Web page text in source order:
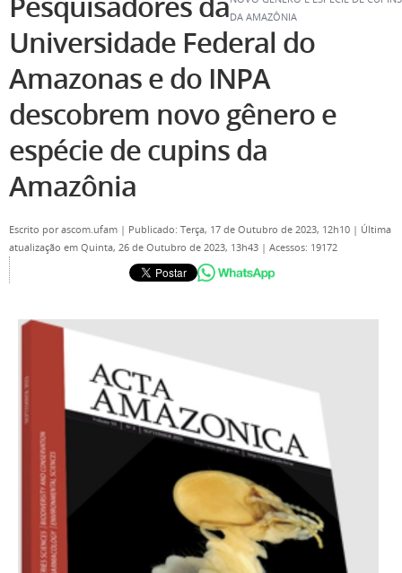
DA AMAZÔNIA
Universidade Federal do
Amazonas e do INPA
descobrem novo gênero e
espécie de cupins da
Amazônia
Escrito porascom.ufam | Publicado: Terça, 17 de Outubro de 2023, 12h10 | Última
atualização em Quinta, 26 de Outubro de 2023, 13h43 | Acessos: 19172